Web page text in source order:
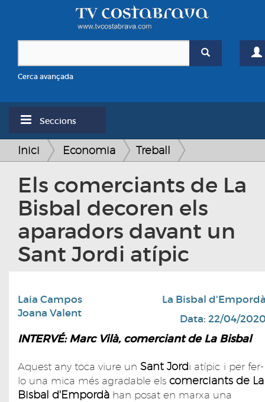
Cerca avançada
Seccions
Inici Economia Treball
Els comerciants de La
Bisbal decoren els
aparadors davant un
Sant Jordi atípic
Laia Campos
Joana Valent
La Bisbal
Data: 22/04/
INTERVÉ: Marc Vilà, comerciant de La Bisbal
Aquest any toca viure un Sant Jordi atípic i per fer-
lo una mica més agradable els comerciants de La
Bisbal d'Empordà han posat en marxa una